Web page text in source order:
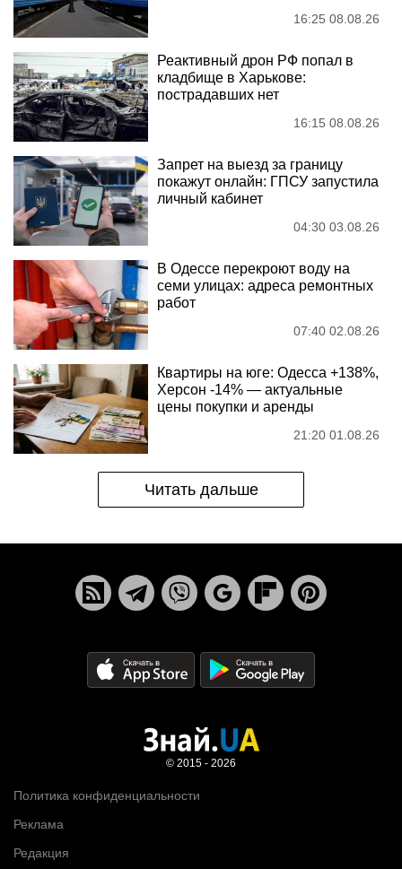
16:25 08.08.26
Реактивный дрон РФ попал в
кладбище в Харькове:
пострадавших нет
16:15 08.08.26
Запрет на выезд за границу
покажут онлайн: ГПСУ запустила
личный кабинет
04:30 03.08.26
В Одессе перекроют воду на
семи улицах: адреса ремонтных
работ
07:40 02.08.26
Квартиры на юге: Одесса +138%,
Херсон -14% — актуальные
цены покупки и аренды
21:20 01.08.26
Читать дальше
Политика конфиденциальности
Реклама
Редакция
© 2015 - 2026